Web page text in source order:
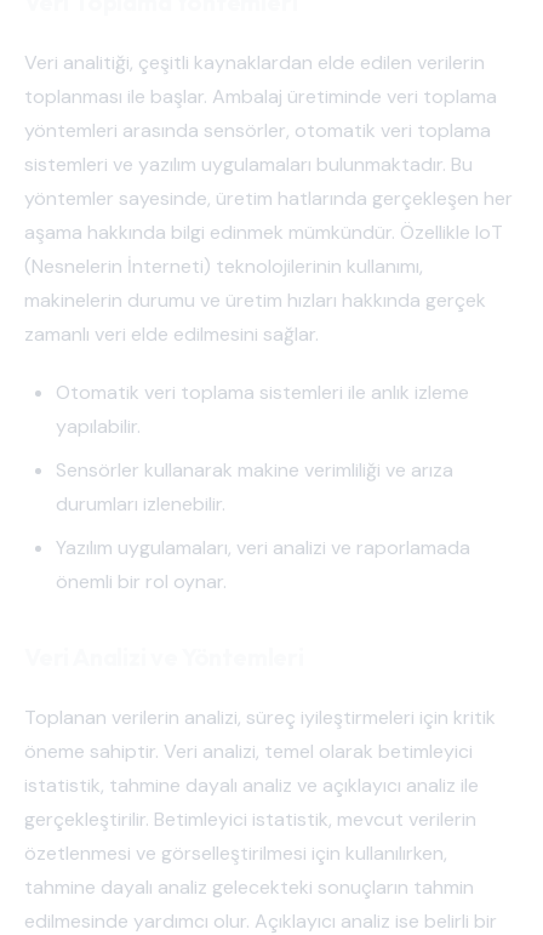
Veri analitiği, çeşitli kaynaklardan elde edilen verilerin
toplanması ile başlar. Ambalaj üretiminde veri toplama
yöntemleri arasında sensörler, otomatik veri toplama
sistemleri ve yazılım uygulamaları bulunmaktadır. Bu
yöntemler sayesinde, üretim hatlarında gerçekleşen her
aşama hakkında bilgi edinmek mümkündür. Özellikle IoT
(Nesnelerin İnterneti) teknolojilerinin kullanımı,
makinelerin durumu ve üretim hızları hakkında gerçek
zamanlı veri elde edilmesini sağlar.
Otomatik veri toplama sistemleri ile anlık izleme
yapılabilir.
Sensörler kullanarak makine verimliliği ve arıza
durumları izlenebilir.
Yazılım uygulamaları, veri analizi ve raporlamada
önemli bir rol oynar.
Toplanan verilerin analizi, süreç iyileştirmeleri için kritik
öneme sahiptir. Veri analizi, temel olarak betimleyici
istatistik, tahmine dayalı analiz ve açıklayıcı analiz ile
gerçekleştirilir. Betimleyici istatistik, mevcut verilerin
özetlenmesi ve görselleştirilmesi için kullanılırken,
tahmine dayalı analiz gelecekteki sonuçların tahmin
edilmesinde yardımcı olur. Açıklayıcı analiz ise belirli bir